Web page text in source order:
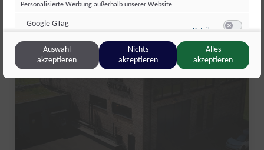
Personalisierte Werbung außerhalb unserer Website
Google GTag
Google Ireland Limited, Irland Details zu Google GTag
Switch zum
Sonstige Inhalte(nicht IAB) (2)
Auswahl
akzeptieren
Nichts
akzeptieren
Alles
akzeptieren